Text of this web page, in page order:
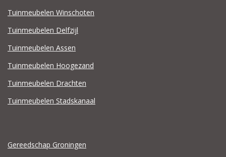
Tuinmeubelen Winschoten
Tuinmeubelen Delfzijl
Tuinmeubelen Assen
Tuinmeubelen Hoogezand
Tuinmeubelen Drachten
Tuinmeubelen Stadskanaal
Gereedschap Groningen